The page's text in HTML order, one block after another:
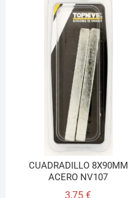
CUADRADILLO 8X90MM
ACERO NV107
3,75€